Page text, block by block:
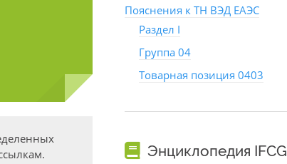
Пояснения к ТН ВЭД ЕАЭС
Раздел I
Группа 04
Товарная позиция 0403
Энциклопедия IFCG